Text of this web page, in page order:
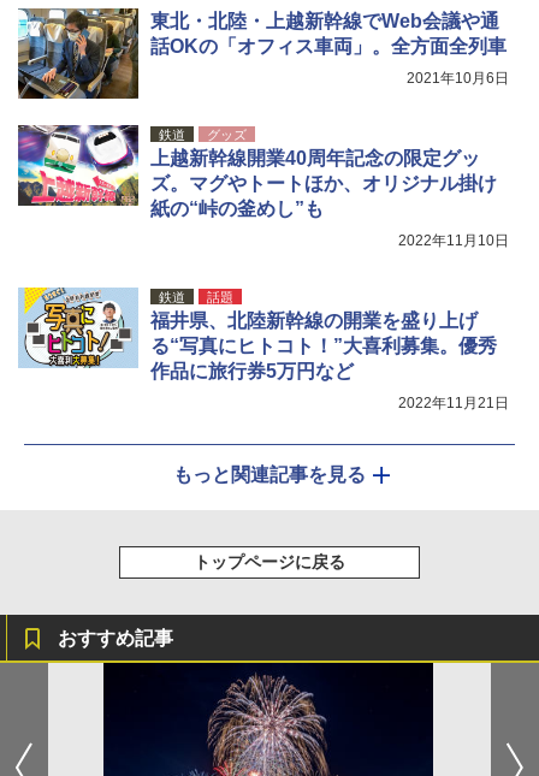
イド ブラックコーティング フルクローズ メ
ッシュ 4人用 簡単設置 ポップアップテント P
コンパクト iimono117 (ブルー)
東北・北陸・上越新幹線でWeb会議や通
話OKの「オフィス車両」。全方面全列車
2021年10月6日
鉄道 グッズ
上越新幹線開業40周年記念の限定グッ
ズ。マグやトートほか、オリジナル掛け
紙の“峠の釜めし”も
2022年11月10日
鉄道 話題
福井県、北陸新幹線の開業を盛り上げ
る“写真にヒトコト！”大喜利募集。優秀
作品に旅行券5万円など
2022年11月21日
もっと関連記事を見る
トップページに戻る
おすすめ記事